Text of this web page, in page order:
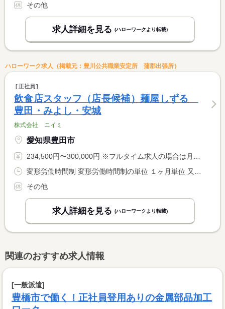
その他
求人詳細を見る (ハローワークより転載)
ハローワーク求人（掲載元：豊川公共職業安定所 蒲郡出張所）
正社員
飲食店スタッフ（店長候補）麺屋しずる
豊田・みよし・安城
株式会社 ニイミ
愛知県豊田市
234,500円〜300,000円 ※フルタイム求人の場合は月額（換算額）、パート求人の場合は時間額を表示しています。
その他
求人詳細を見る (ハローワークより転載)
関連のおすすめ求人情報
[一般派遣]
豊橋市で働く！正社員登用ありの金属部品加工